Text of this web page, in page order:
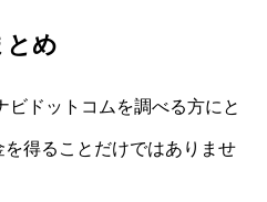
とめ
ビドットコムを調べる方にと
得ることだけではありませ